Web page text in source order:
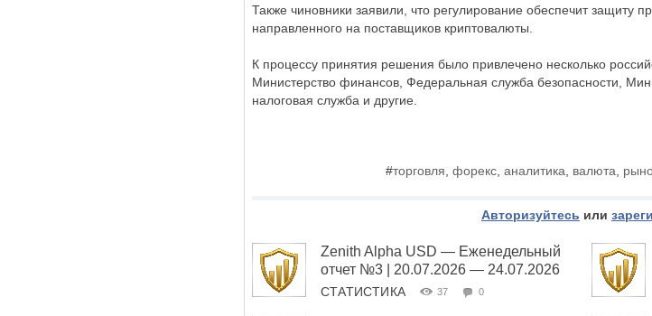
Также чиновники заявили, что регулирование обеспечит защиту
направленного на поставщиков криптовалюты.
К процессу принятия решения было привлечено несколько
Министерство финансов, Федеральная служба безопасности,
налоговая служба и другие.
#торговля форекс аналитика валюта
Авторизуйтесь или
Zenith Alpha USD — Еженедельный
отчет №3 | 20.07.2026 — 24.07.2026
СТАТИСТИКА 37 0